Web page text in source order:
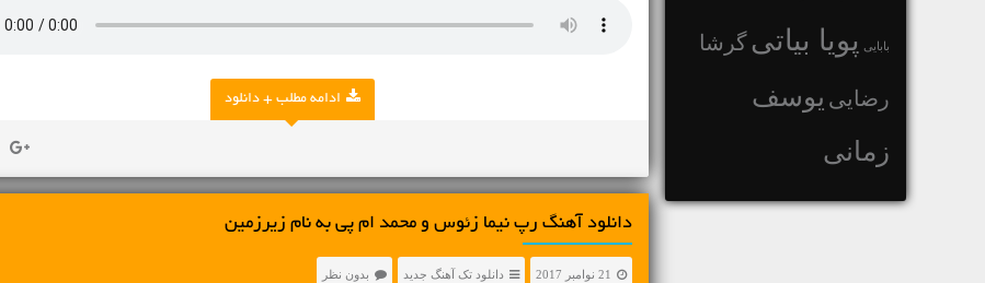
بابایی پویا بیاتیگرشا
رضایی یوسف
زمانی
ادامه مطلب + دانلود
دانلود آهنگ رپ نیما زئوس و محمد ام پی به نام زیرزمین
21 نوامبر 2017 دانلود تک آهنگ جدید بدون نظر